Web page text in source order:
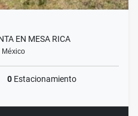
EN MESA RICA
México
0 Estacionamiento